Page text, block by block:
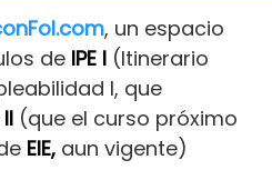
, un espacio
de IPE I (Itinerario
I, que
(que el curso próximo
EIE, aun vigente)